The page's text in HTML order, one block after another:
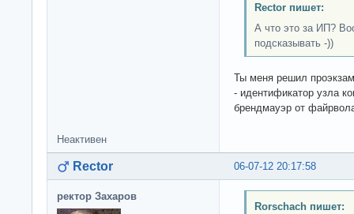
Rector пишет:
А что это за ИП?
подсказывать -))
Ты меня решил
- идентификатор узла
брендмауэр от
Неактивен
06-07-12 20:17:58
Rector
ректор Захаров
Rorschach пишет: